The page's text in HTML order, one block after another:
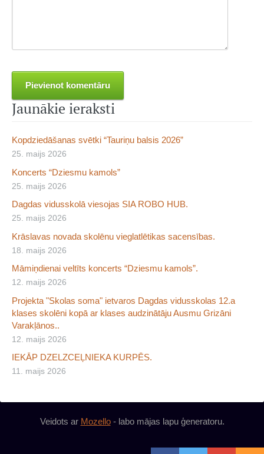
Jaunākie ieraksti
Kopdziedāšanas svētki “Tauriņu balsis 2026”
25. maijs 2026
Koncerts “Dziesmu kamols”
25. maijs 2026
Dagdas vidusskolā viesojas SIA ROBO HUB.
25. maijs 2026
Krāslavas novada skolēnu vieglatlētikas sacensības.
18. maijs 2026
Māmiņdienai veltīts koncerts “Dziesmu kamols”.
12. maijs 2026
Projekta "Skolas soma" ietvaros Dagdas vidusskolas 12.a
klases skolēni kopā ar klases audzinātāju Ausmu Grizāni
Varakļānos..
12. maijs 2026
IEKĀP DZELZCEĻNIEKA KURPĒS.
11. maijs 2026
Veidots ar Mozello- labo mājas lapu ģeneratoru.